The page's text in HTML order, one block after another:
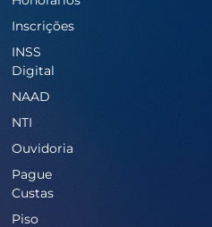
Inscrições
INSS
Digital
NAAD
NTI
Ouvidoria
Pague
Custas
Piso